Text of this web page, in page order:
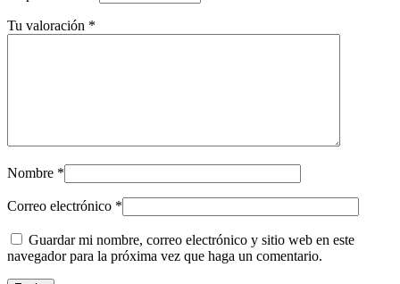
Tu valoración *
Nombre *
Correo electrónico *
Guardar mi nombre, correo electrónico y sitio web en este
navegador para la próxima vez que haga un comentario.